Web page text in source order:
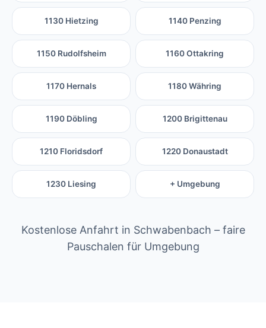
1130 Hietzing 1140 Penzing
1150 Rudolfsheim 1160 Ottakring
1170 Hernals 1180 Währing
1190 Döbling 1200 Brigittenau
1210 Floridsdorf 1220 Donaustadt
1230 Liesing + Umgebung
Kostenlose Anfahrt in Schwabenbach – faire
Pauschalen für Umgebung